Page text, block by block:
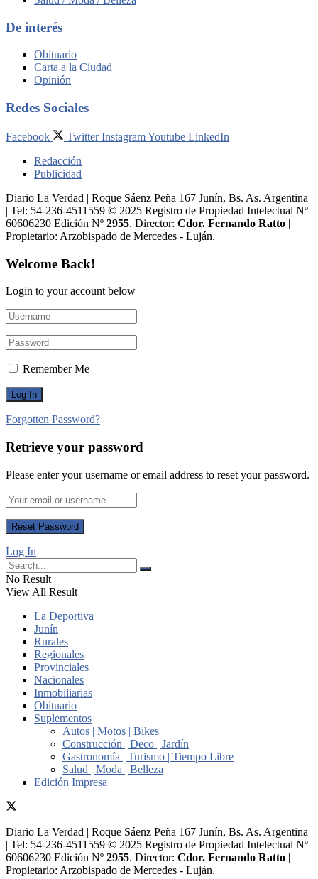
De interés
Obituario
Carta a la Ciudad
Opinión
Redes Sociales
Facebook Twitter InstagramYoutube LinkedIn
Redacción
Publicidad
Diario La Verdad | Roque Sáenz Peña 167 Junín, Bs. As. Argentina
| Tel: 54-236-4511559 © 2025 Registro de Propiedad Intelectual Nº
60606230 Edición Nº 2955. Director:​ Cdor. Fernando Ratto |
Propietario:​ Arzobispado de Mercedes - Luján.
Welcome Back!
Login to your account below
Remember Me
Forgotten Password?
Retrieve your password
Please enter your username or email address to reset your password.
Log In
No Result
View All Result
La Deportiva
Junín
Rurales
Regionales
Provinciales
Nacionales
Inmobiliarias
Obituario
Suplementos
Autos | Motos | Bikes
Construcción | Deco | Jardín
Gastronomía | Turismo | Tiempo Libre
Salud | Moda | Belleza
Edición Impresa
Diario La Verdad | Roque Sáenz Peña 167 Junín, Bs. As. Argentina
| Tel: 54-236-4511559 © 2025 Registro de Propiedad Intelectual Nº
60606230 Edición Nº 2955. Director:​ Cdor. Fernando Ratto |
Propietario:​ Arzobispado de Mercedes - Luján.